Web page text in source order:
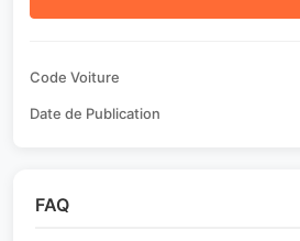
Code Voiture
Date de Publication
FAQ